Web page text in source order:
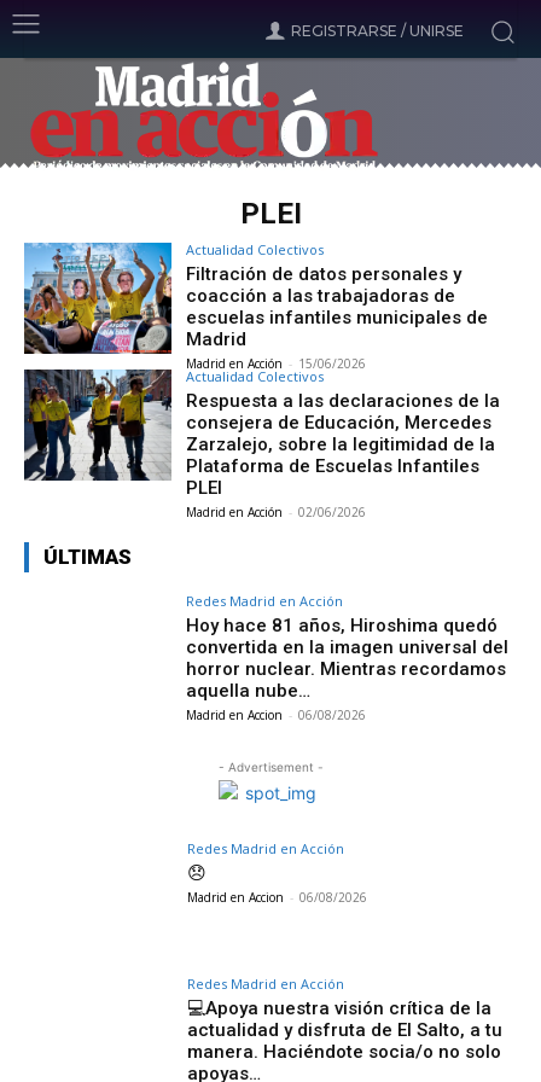
REGISTRARSE / UNIRSE
PLEI
Actualidad Colectivos
Filtración de datos personales y
coacción a las trabajadoras de
escuelas infantiles municipales de
Madrid
Madrid en Acción - 15/06/2026
Actualidad Colectivos
Respuesta a las declaraciones de la
consejera de Educación, Mercedes
Zarzalejo, sobre la legitimidad de la
Plataforma de Escuelas Infantiles
PLEI
Madrid en Acción - 02/06/2026
ÚLTIMAS
Redes Madrid en Acción
Hoy hace 81 años, Hiroshima quedó
convertida en la imagen universal del
horror nuclear. Mientras recordamos
aquella nube…
Madrid en Accion - 06/08/2026
- Advertisement -
Redes Madrid en Acción
😞
Madrid en Accion - 06/08/2026
Redes Madrid en Acción
💻Apoya nuestra visión crítica de la
actualidad y disfruta de El Salto, a tu
manera. Haciéndote socia/o no solo
apoyas…